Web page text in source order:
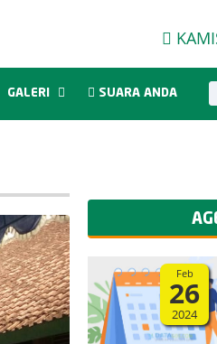
GALERI SUARA ANDA
Feb
26
2024